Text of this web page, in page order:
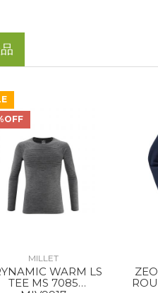
MILLET
WARM LS
TEE MS 7085